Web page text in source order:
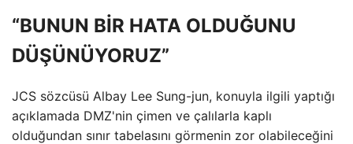
“BUNUN BİR HATA OLDUĞUNU
DÜŞÜNÜYORUZ”
JCS sözcüsü Albay Lee Sung-jun, konuyla ilgili yaptığı
açıklamada DMZ'nin çimen ve çalılarla kaplı
olduğundan sınır tabelasını görmenin zor olabileceğini